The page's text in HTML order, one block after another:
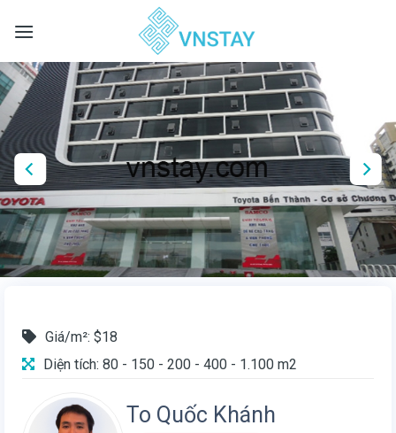
Giá/m²: $18
Diện tích: 80 - 150 - 200 - 400 - 1.100 m2
To Quốc Khánh